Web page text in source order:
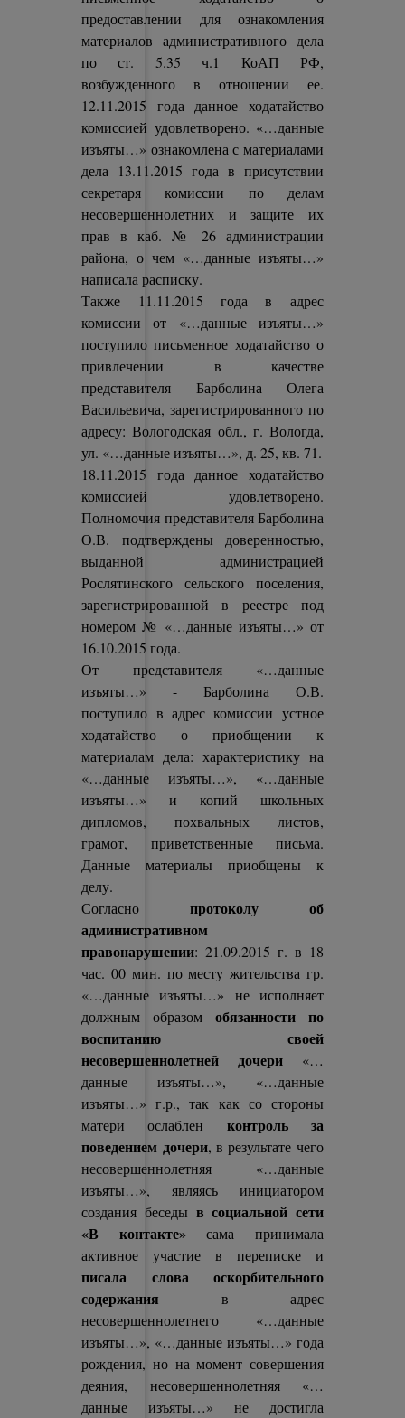
предоставлении для ознакомления
материалов административного дела
по ст. 5.35 ч.1 КоАП РФ,
возбужденного в отношении ее.
12.11.2015 года данное ходатайство
комиссией удовлетворено. «…данные
изъяты…» ознакомлена с материалами
дела 13.11.2015 года в присутствии
секретаря комиссии по делам
несовершеннолетних и защите их
прав в каб. № 26 администрации
района, о чем «…данные изъяты…»
написала расписку.
Также 11.11.2015 года в адрес
комиссии от «…данные изъяты…»
поступило письменное ходатайство о
привлечении в качестве
представителя Барболина Олега
Васильевича, зарегистрированного по
адресу: Вологодская обл., г. Вологда,
ул. «…данные изъяты…», д. 25, кв. 71.
18.11.2015 года данное ходатайство
комиссией удовлетворено.
Полномочия представителя Барболина
О.В. подтверждены доверенностью,
выданной администрацией
Рослятинского сельского поселения,
зарегистрированной в реестре под
номером № «…данные изъяты…» от
16.10.2015 года.
От представителя «…данные
изъяты…» - Барболина О.В.
поступило в адрес комиссии устное
ходатайство о приобщении к
материалам дела: характеристику на
«…данные изъяты…», «…данные
изъяты…» и копий школьных
дипломов, похвальных листов,
грамот, приветственные письма.
Данные материалы приобщены к
делу.
Согласно протоколу об
административном
правонарушении: 21.09.2015 г. в 18
час. 00 мин. по месту жительства гр.
«…данные изъяты…» не исполняет
должным образом обязанности по
воспитанию своей
несовершеннолетней дочери «…
данные изъяты…», «…данные
изъяты…» г.р., так как со стороны
матери ослаблен контроль за
поведением дочери, в результате чего
несовершеннолетняя «…данные
изъяты…», являясь инициатором
создания беседы в социальной сети
«В контакте»сама принимала
активное участие в переписке и
писала слова оскорбительного
содержания в адрес
несовершеннолетнего «…данные
изъяты…», «…данные изъяты…» года
рождения, но на момент совершения
деяния, несовершеннолетняя «…
данные изъяты…» не достигла